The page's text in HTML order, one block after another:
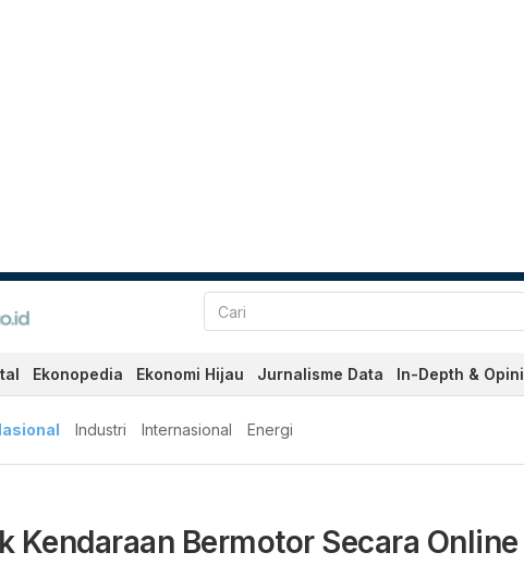
Ekonopedia Ekonomi Hijau Jurnalisme Data In-Depth & Opini
Industri Internasional Energi
Kendaraan Bermotor Secara Online